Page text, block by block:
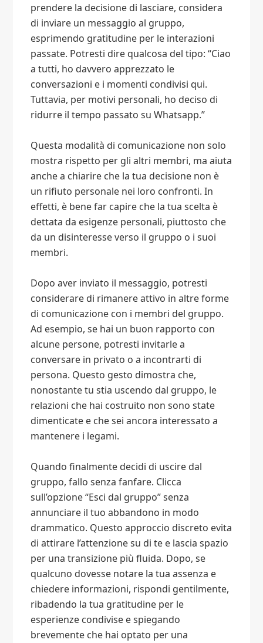
prendere la decisione di lasciare, considera
di inviare un messaggio al gruppo,
esprimendo gratitudine per le interazioni
passate. Potresti dire qualcosa del tipo: “Ciao
a tutti, ho davvero apprezzato le
conversazioni e i momenti condivisi qui.
Tuttavia, per motivi personali, ho deciso di
ridurre il tempo passato su Whatsapp.”
Questa modalità di comunicazione non solo
mostra rispetto per gli altri membri, ma aiuta
anche a chiarire che la tua decisione non è
un rifiuto personale nei loro confronti. In
effetti, è bene far capire che la tua scelta è
dettata da esigenze personali, piuttosto che
da un disinteresse verso il gruppo o i suoi
membri.
Dopo aver inviato il messaggio, potresti
considerare di rimanere attivo in altre forme
di comunicazione con i membri del gruppo.
Ad esempio, se hai un buon rapporto con
alcune persone, potresti invitarle a
conversare in privato o a incontrarti di
persona. Questo gesto dimostra che,
nonostante tu stia uscendo dal gruppo, le
relazioni che hai costruito non sono state
dimenticate e che sei ancora interessato a
mantenere i legami.
Quando finalmente decidi di uscire dal
gruppo, fallo senza fanfare. Clicca
sull’opzione “Esci dal gruppo” senza
annunciare il tuo abbandono in modo
drammatico. Questo approccio discreto evita
di attirare l’attenzione su di te e lascia spazio
per una transizione più fluida. Dopo, se
qualcuno dovesse notare la tua assenza e
chiedere informazioni, rispondi gentilmente,
ribadendo la tua gratitudine per le
esperienze condivise e spiegando
brevemente che hai optato per una